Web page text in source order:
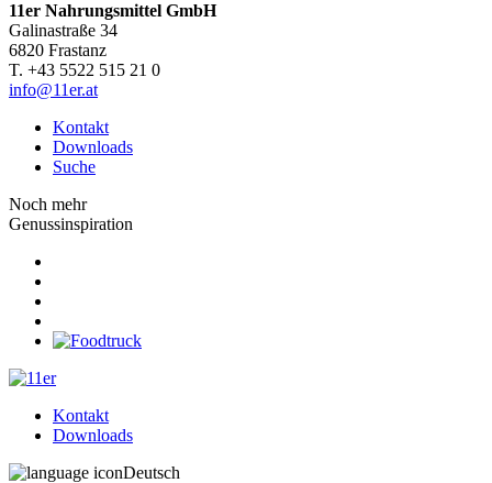
11er Nahrungsmittel GmbH
Galinastraße 34
6820 Frastanz
T. +43 5522 515 21 0
info@11er.at
Kontakt
Downloads
Suche
Noch mehr
Genussinspiration
Kontakt
Downloads
Deutsch